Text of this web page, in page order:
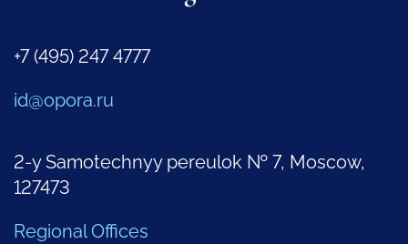
+7 (495) 247 4777
id@opora.ru
2-y Samotechnyy pereulok № 7, Moscow,
127473
Regional Offices